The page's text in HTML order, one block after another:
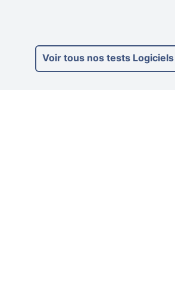
Voir tous nos tests